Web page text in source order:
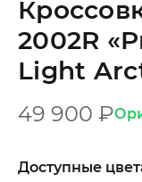
2002R
Light
49 900 ₽
Доступные